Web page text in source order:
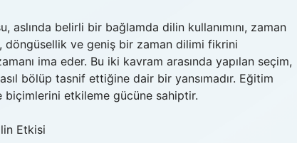
aslında belirli bir bağlamda dilin kullanımını, zaman
döngüsellik ve geniş bir zaman dilimi fikrini
ima eder. Bu iki kavram arasında yapılan seçim,
bölüp tasnif ettiğine dair bir yansımadır. Eğitim
biçimlerini etkileme gücüne sahiptir.
Etkisi